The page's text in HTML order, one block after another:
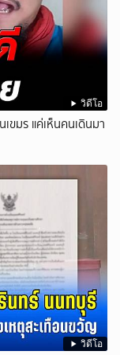
วิดีโอ
ขมร แค่เห็นคนเดินมา
วิดีโอ